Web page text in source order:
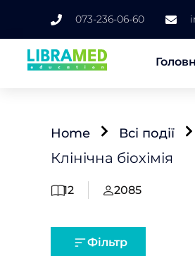
073-236-06-60
Home Всі події
Клінічна біохімія
12 2085
Фільтр